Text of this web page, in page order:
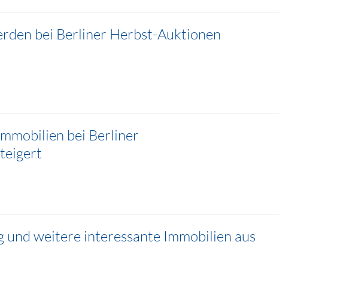
bei Berliner Herbst-Auktionen
bei Berliner
und weitere interessante Immobilien aus